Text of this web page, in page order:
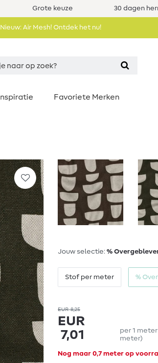
Grote keuze 30 dagen
Nieuw: Air Mesh! Ontdek het nu!
Inspiratie Favoriete Merken
Jouw selectie: %
Stof per meter %
EUR 8,25
EUR
7,01
per 1 meter
meter)
Nog maar 0,7 meter op